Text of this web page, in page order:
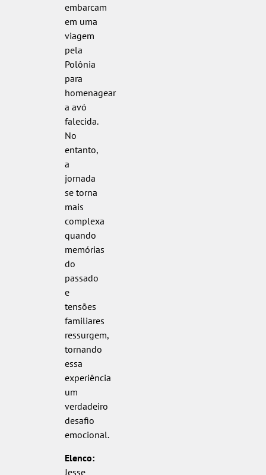
embarcam
em uma
viagem
pela
Polônia
para
homenagear
a avó
falecida.
No
entanto,
a
jornada
se torna
mais
complexa
quando
memórias
do
passado
e
tensões
familiares
ressurgem,
tornando
essa
experiência
um
verdadeiro
desafio
emocional.
Elenco:
Jesse